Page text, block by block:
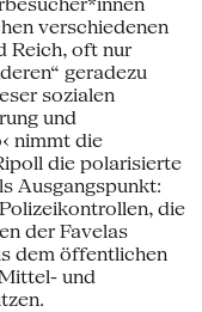
verschiedenen
Reich, oft nur
geradezu
sozialen
und
nimmt die
die polarisierte
Ausgangspunkt:
die
der Favelas
dem öffentlichen
und